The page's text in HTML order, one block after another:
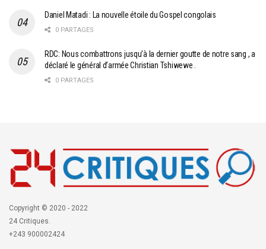
Daniel Matadi : La nouvelle étoile du Gospel congolais
0 PARTAGES
RDC: Nous combattrons jusqu’à la dernier goutte de notre sang , a
déclaré le général d’armée Christian Tshiwewe .
0 PARTAGES
Copyright © 2020 - 2022
24 Critiques.
+243 900002424